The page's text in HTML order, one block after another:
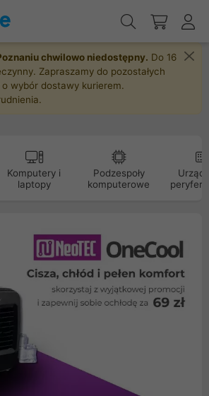
chwilowo niedostępny. Do 16
Zapraszamy do pozostałych
wybór dostawy kurierem.
Komputery i
laptopy
Podzespoły
komputerowe